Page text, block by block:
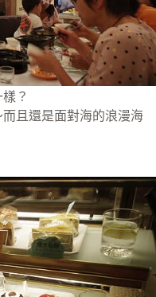
？
且還是面對海的浪漫海